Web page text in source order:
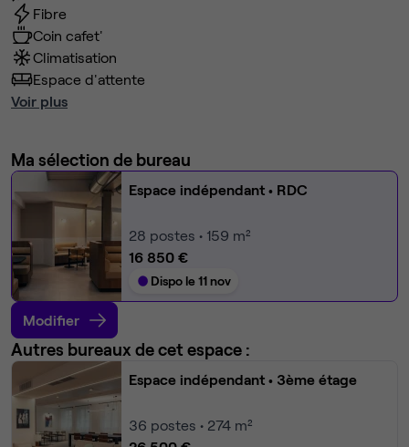
Fibre
Coin cafet'
Climatisation
Espace d'attente
Voir plus
Ma sélection de bureau
Espace indépendant • RDC
28 postes • 159 m²
16 850 €
Dispo le 11 nov
Modifier
Autres bureaux de cet espace :
Espace indépendant • 3ème étage
36 postes • 274 m²